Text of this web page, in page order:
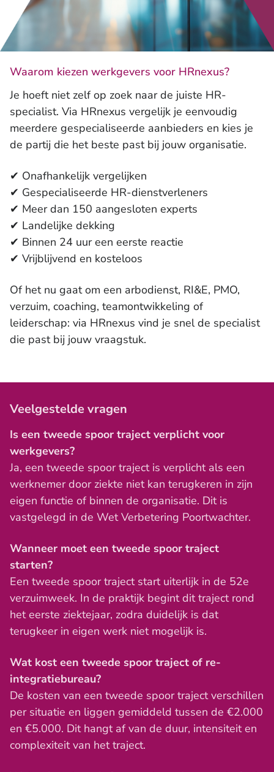
Waarom kiezen werkgevers voor HRnexus?
Je hoeft niet zelf op zoek naar de juiste HR-
specialist. Via HRnexus vergelijk je eenvoudig
meerdere gespecialiseerde aanbieders en kies je
de partij die het beste past bij jouw organisatie.
✔ Onafhankelijk vergelijken
✔ Gespecialiseerde HR-dienstverleners
✔ Meer dan 150 aangesloten experts
✔ Landelijke dekking
✔ Binnen 24 uur een eerste reactie
✔ Vrijblijvend en kosteloos
Of het nu gaat om een arbodienst, RI&E, PMO,
verzuim, coaching, teamontwikkeling of
leiderschap: via HRnexus vind je snel de specialist
die past bij jouw vraagstuk.
Veelgestelde vragen
Is een tweede spoor traject verplicht voor
werkgevers?
Ja, een tweede spoor traject is verplicht als een
werknemer door ziekte niet kan terugkeren in zijn
eigen functie of binnen de organisatie. Dit is
vastgelegd in de Wet Verbetering Poortwachter.
Wanneer moet een tweede spoor traject
starten?
Een tweede spoor traject start uiterlijk in de 52e
verzuimweek. In de praktijk begint dit traject rond
het eerste ziektejaar, zodra duidelijk is dat
terugkeer in eigen werk niet mogelijk is.
Wat kost een tweede spoor traject of re-
integratiebureau?
De kosten van een tweede spoor traject verschillen
per situatie en liggen gemiddeld tussen de €2.000
en €5.000. Dit hangt af van de duur, intensiteit en
complexiteit van het traject.